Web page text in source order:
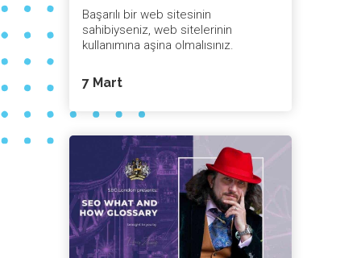
Başarılı bir web sitesinin
sahibiyseniz, web sitelerinin
kullanımına aşina olmalısınız.
7 Mart